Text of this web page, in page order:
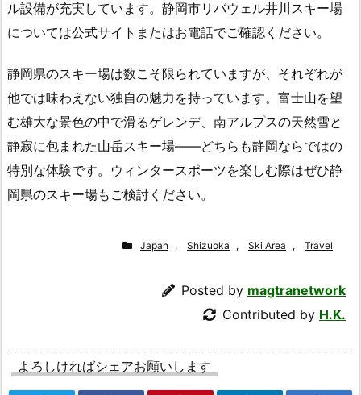
ル設備が充実しています。静岡市リバウェル井川スキー場
については公式サイトまたはお電話でご確認ください。
静岡県のスキー場は数こそ限られていますが、それぞれが
他では味わえない独自の魅力を持っています。富士山を望
む雄大な景色の中で滑るゲレンデ、南アルプスの天然雪と
静寂に包まれた山岳スキー場——どちらも静岡ならではの
特別な体験です。ウィンタースポーツを楽しむ際はぜひ静
岡県のスキー場もご検討ください。
Japan , Shizuoka , Ski Area , Travel
Posted by magtranetwork
Contributed by H.K.
よろしければシェアお願いします